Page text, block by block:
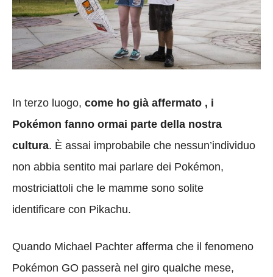
In terzo luogo, come ho già affermato , i
Pokémon fanno ormai parte della nostra
cultura. È assai improbabile che nessun’individuo
non abbia sentito mai parlare dei Pokémon,
mostriciattoli che le mamme sono solite
identificare con Pikachu.
Quando Michael Pachter afferma che il fenomeno
Pokémon GO passerà nel giro qualche mese,